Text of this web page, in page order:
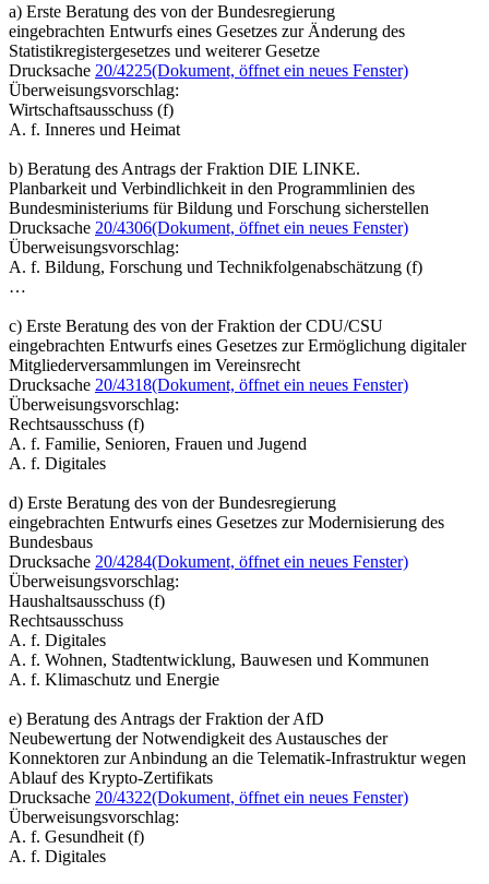
a) Erste Beratung des von der Bundesregierung
eingebrachten Entwurfs eines Gesetzes zur Änderung des
Statistikregistergesetzes und weiterer Gesetze
Drucksache 20/4225(Dokument, öffnet ein neues Fenster)
Überweisungsvorschlag:
Wirtschaftsausschuss (f)
A. f. Inneres und Heimat
b) Beratung des Antrags der Fraktion DIE LINKE.
Planbarkeit und Verbindlichkeit in den Programmlinien des
Bundesministeriums für Bildung und Forschung sicherstellen
Drucksache 20/4306(Dokument, öffnet ein neues Fenster)
Überweisungsvorschlag:
A. f. Bildung, Forschung und Technikfolgenabschätzung (f)
…
c) Erste Beratung des von der Fraktion der CDU/CSU
eingebrachten Entwurfs eines Gesetzes zur Ermöglichung digitaler
Mitgliederversammlungen im Vereinsrecht
Drucksache 20/4318(Dokument, öffnet ein neues Fenster)
Überweisungsvorschlag:
Rechtsausschuss (f)
A. f. Familie, Senioren, Frauen und Jugend
A. f. Digitales
d) Erste Beratung des von der Bundesregierung
eingebrachten Entwurfs eines Gesetzes zur Modernisierung des
Bundesbaus
Drucksache 20/4284(Dokument, öffnet ein neues Fenster)
Überweisungsvorschlag:
Haushaltsausschuss (f)
Rechtsausschuss
A. f. Digitales
A. f. Wohnen, Stadtentwicklung, Bauwesen und Kommunen
A. f. Klimaschutz und Energie
e) Beratung des Antrags der Fraktion der AfD
Neubewertung der Notwendigkeit des Austausches der
Konnektoren zur Anbindung an die Telematik-Infrastruktur wegen
Ablauf des Krypto-Zertifikats
Drucksache 20/4322(Dokument, öffnet ein neues Fenster)
Überweisungsvorschlag:
A. f. Gesundheit (f)
A. f. Digitales